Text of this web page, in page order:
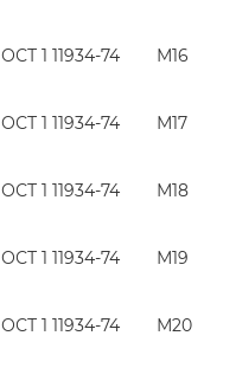
ОСТ 1 11934-74 М16
ОСТ 1 11934-74 М17
ОСТ 1 11934-74 М18
ОСТ 1 11934-74 М19
ОСТ 1 11934-74 М20